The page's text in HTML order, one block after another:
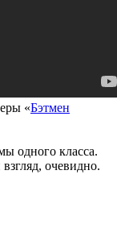
«Бэтмен
одного класса.
очевидно.